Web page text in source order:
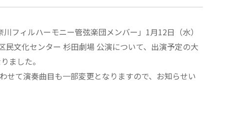
フィルハーモニー管弦楽団メンバー」1月12日（水）
文化センター 杉田劇場 公演について、出演予定の大
ました。
せて演奏曲目も一部変更となりますので、お知らせい